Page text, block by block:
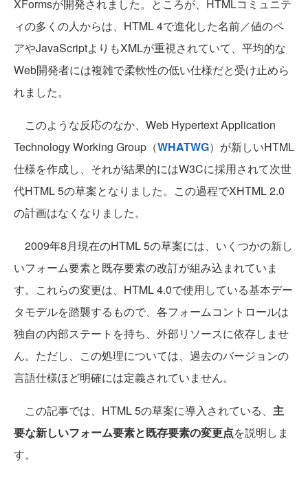
XFormsが開発されました。ところが、HTMLコミュニテ
ィの多くの人からは、HTML 4で進化した名前／値のペ
アやJavaScriptよりもXMLが重視されていて、平均的な
Web開発者には複雑で柔軟性の低い仕様だと受け止めら
れました。
このような反応のなか、Web Hypertext Application
Technology Working Group（WHATWG）が新しいHTML
仕様を作成し、それが結果的にはW3Cに採用されて次世
代HTML 5の草案となりました。この過程でXHTML 2.0
の計画はなくなりました。
2009年8月現在のHTML 5の草案には、いくつかの新し
いフォーム要素と既存要素の改訂が組み込まれていま
す。これらの変更は、HTML 4.0で使用している基本デー
タモデルを踏襲するもので、各フォームコントロールは
独自の内部ステートを持ち、外部リソースに依存しませ
ん。ただし、この処理については、過去のバージョンの
言語仕様ほど明確には定義されていません。
この記事では、HTML 5の草案に導入されている、 主
要な新しいフォーム要素と既存要素の変更点を説明しま
す。